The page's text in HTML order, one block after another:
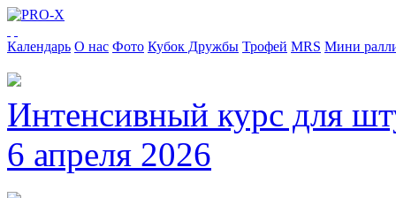
Календарь О нас Фото Кубок Дружбы Трофей MRS Мини
Интенсивный курс для
6 апреля 2026